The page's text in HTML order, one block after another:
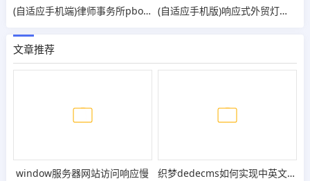
(自适应手机端)律师事务所pbootcms网站模板 响应式法律咨询网站源码 (自适应手机版)响应式外贸灯具网站pbootcms模板 LED灯具英文外贸网站源码
文章推荐
window服务器网站访问响应慢 织梦dedecms如何实现中英文翻页的修改方法